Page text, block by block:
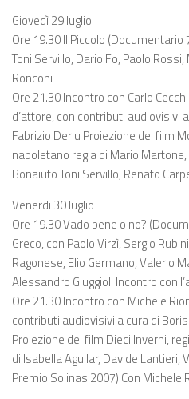
Giovedì 29 luglio
Ore 19.30 Il Piccolo (Documentario
Toni Servillo, Dario Fo, Paolo
Ronconi
Ore 21.30 Incontro con Carlo
d’attore, con contributi audiovisivi
Fabrizio Deriu Proiezione del film
napoletano regia di Mario Martone,
Bonaiuto Toni Servillo, Renato
Venerdi 30 luglio
Ore 19.30 Vado bene o no?
Greco, con Paolo Virzì, Sergio
Ragonese, Elio Germano, Valerio
Alessandro Giuggioli Incontro con
Ore 21.30 Incontro con Michele
contributi audiovisivi a cura di
Proiezione del film Dieci Inverni,
di Isabella Aguilar, Davide Lantieri,
Premio Solinas 2007) Con Michele